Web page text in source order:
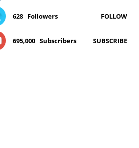
628 Followers FOLLOW
695,000 Subscribers SUBSCRIBE